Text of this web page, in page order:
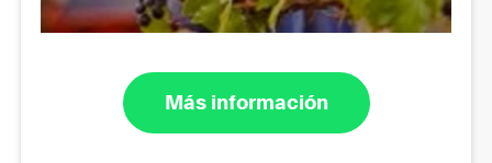
Más información